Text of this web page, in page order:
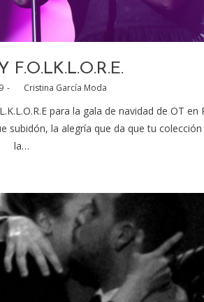
F.O.LK.L.O.R.E.
Cristina García Moda
para la gala de navidad de OT en
subidón, la alegría que da que tu
la…